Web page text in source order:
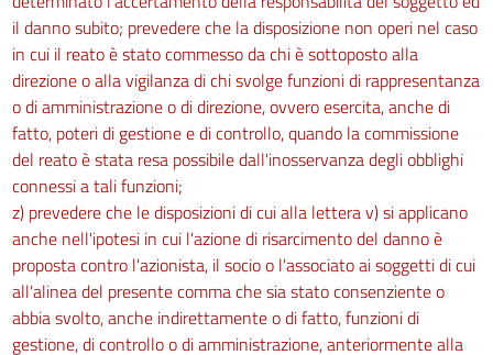
264
264 bis
265
Titolo X
ESPOSIZIONE AD AGENTI BIOLOGICI
Capo I
266
267
268
269
il danno subito; prevedere che la disposizione non operi nel caso
in cui il reato è stato commesso da chi è sottoposto alla
direzione o alla vigilanza di chi svolge funzioni di rappresentanza
o di amministrazione o di direzione, ovvero esercita, anche di
fatto, poteri di gestione e di controllo, quando la commissione
del reato è stata resa possibile dall'inosservanza degli obblighi
connessi a tali funzioni;
z) prevedere che le disposizioni di cui alla lettera v) si applicano
anche nell'ipotesi in cui l'azione di risarcimento del danno è
proposta contro l'azionista, il socio o l'associato ai soggetti di cui
all'alinea del presente comma che sia stato consenziente o
abbia svolto, anche indirettamente o di fatto, funzioni di
gestione, di controllo o di amministrazione, anteriormente alla